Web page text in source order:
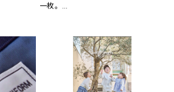
一枚。
日々を　トクベツに過ごせるそんな
「一枚」をお届けします。